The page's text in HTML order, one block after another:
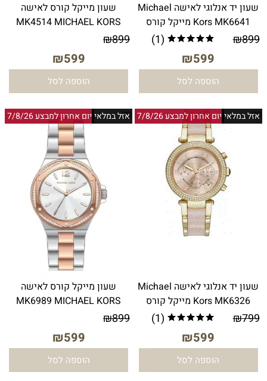
שעון יד אנלוגי לאישה Michael
Kors MK6641 מייקל קורס
₪899
₪599
(1)
הוספה לסל
שעון מייקל קורס לאישה
MK4514 MICHAEL KORS
₪899
₪599
הוספה לסל
יום אחרון למבצע 7/8/26אזל במלאי
שעון יד אנלוגי לאישה Michael
Kors MK6326 מייקל קורס
₪799
₪599
(1)
הוספה לסל
יום אחרון למבצע 7/8/26אזל במלאי
שעון מייקל קורס לאישה
MK6989 MICHAEL KORS
₪899
₪599
הוספה לסל